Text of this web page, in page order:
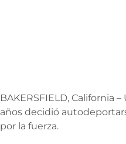
BAKERSFIELD, California
años decidió
por la fuerza.